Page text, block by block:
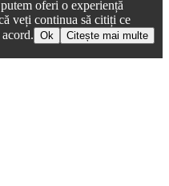
oferi o experiență
veți continua să citiți ce
Ok Citește mai multe